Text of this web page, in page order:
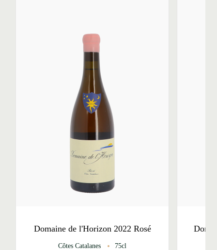
Domaine de l'Horizon 2022 Rosé
Côtes Catalanes 75cl